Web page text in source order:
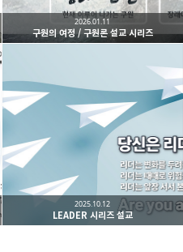
구원의 여정 / 구원론 설교 시리즈
2026.01.11
LEADER 시리즈 설교
2025.10.12